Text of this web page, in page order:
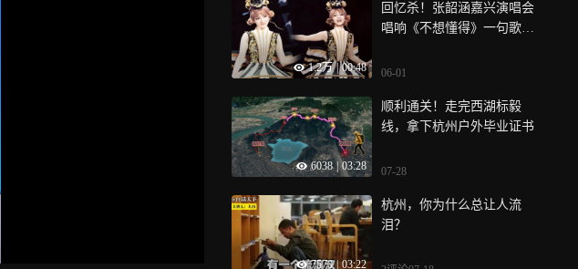
1.2万 | 00:48
回忆杀！张韶涵嘉兴演唱会
唱响《不想懂得》一句歌词
06-01
6038 | 03:28
顺利通关！走完西湖标毅
线，拿下杭州户外毕业证书
07-28
7570 | 03:22
杭州，你为什么总让人流
泪？